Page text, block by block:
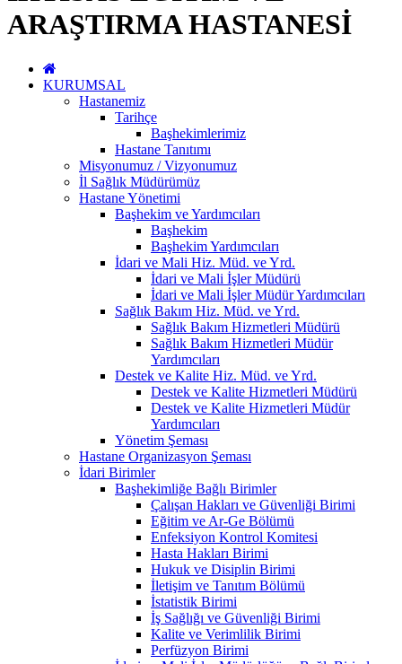
ARAŞTIRMA HASTANESİ
KURUMSAL
Hastanemiz
Tarihçe
Başhekimlerimiz
Hastane Tanıtımı
Misyonumuz / Vizyonumuz
İl Sağlık Müdürümüz
Hastane Yönetimi
Başhekim ve Yardımcıları
Başhekim
Başhekim Yardımcıları
İdari ve Mali Hiz. Müd. ve Yrd.
İdari ve Mali İşler Müdürü
İdari ve Mali İşler Müdür Yardımcıları
Sağlık Bakım Hiz. Müd. ve Yrd.
Sağlık Bakım Hizmetleri Müdürü
Sağlık Bakım Hizmetleri Müdür
Yardımcıları
Destek ve Kalite Hiz. Müd. ve Yrd.
Destek ve Kalite Hizmetleri Müdürü
Destek ve Kalite Hizmetleri Müdür
Yardımcıları
Yönetim Şeması
Hastane Organizasyon Şeması
İdari Birimler
Başhekimliğe Bağlı Birimler
Çalışan Hakları ve Güvenliği Birimi
Eğitim ve Ar-Ge Bölümü
Enfeksiyon Kontrol Komitesi
Hasta Hakları Birimi
Hukuk ve Disiplin Birimi
İletişim ve Tanıtım Bölümü
İstatistik Birimi
İş Sağlığı ve Güvenliği Birimi
Kalite ve Verimlilik Birimi
Perfüzyon Birimi